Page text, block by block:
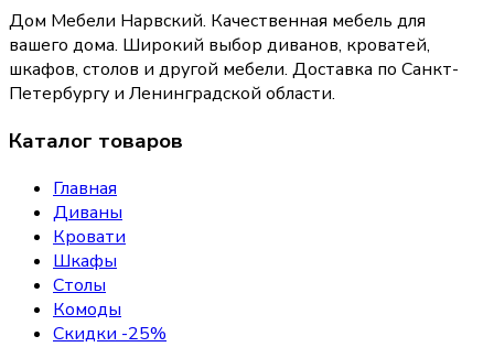
Дом Мебели Нарвский. Качественная мебель для
вашего дома. Широкий выбор диванов, кроватей,
шкафов, столов и другой мебели. Доставка по Санкт-
Петербургу и Ленинградской области.
Каталог товаров
Главная
Диваны
Кровати
Шкафы
Столы
Комоды
Скидки -25%